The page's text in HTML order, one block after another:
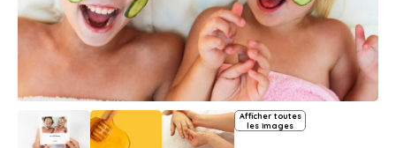
Afficher toutes
les images